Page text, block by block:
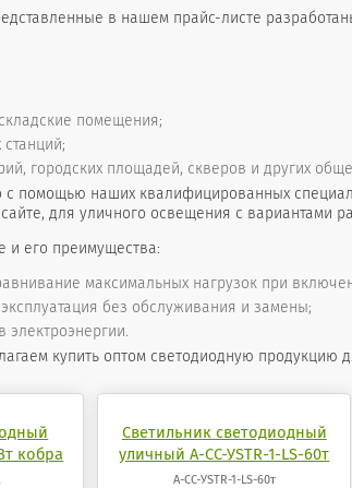
в нашем прайс-листе
помещения;
городских площадей, скверов и других
с помощью наших квалифицированных
для уличного освещения с вариантами
и его преимущества:
максимальных нагрузок при
без обслуживания и замены;
электроэнергии.
купить оптом светодиодную
кобра
Светильник светодиодный
уличный А-СС-УSTR-1-LS-60т
А-СС-УSTR-1-LS-60т